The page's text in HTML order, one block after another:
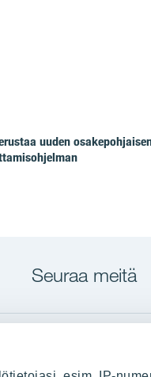
uuden
Seuraa meitä